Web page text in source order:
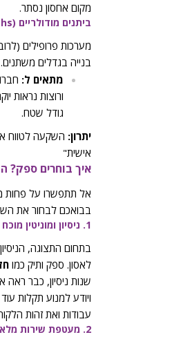
מקום אחסון נסתר.
ביתנים מודולריים (Modular Booths)
מערכות פרופילים
בנייה בגדלים משתנים.
מתאים ל:
ורוצות נראות
גודל שטח.
יתרון: השקעה לטווח
אישית"
איך בוחרים ספק?
אל תתפשרו על פחות
בבואכם לבחור את
1. ניסיון ומוניטין מוכח
בתחום התצוגה,
לאסון. ספק ותיק כמו
שנות ניסיון, כבר
ויודע למנוע תקלות
עבודות ואת זהות
2. מעטפת שירות מלאה (One-Stop Shop)